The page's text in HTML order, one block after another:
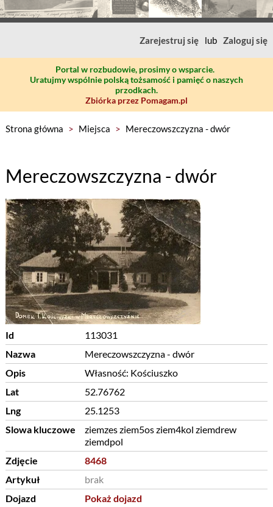
Zarejestruj się lub Zaloguj się
Portal w rozbudowie, prosimy o wsparcie.
Uratujmy wspólnie polską tożsamość i pamięć o naszych
przodkach.
Zbiórka przez Pomagam.pl
Strona główna > Miejsca > Mereczowszczyzna - dwór
Mereczowszczyzna - dwór
Id
113031
Nazwa
Mereczowszczyzna - dwór
Opis
Własność: Kościuszko
Lat
52.76762
Lng
25.1253
Slowa kluczowe
ziemzes ziem5os ziem4kol ziemdrew
ziemdpol
Zdjęcie
8468
Artykuł
brak
Dojazd
Pokaż dojazd